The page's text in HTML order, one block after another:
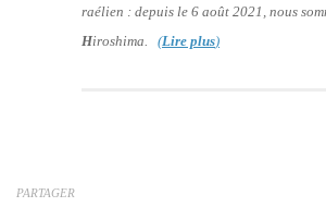
raélien : depuis le 6 août 2021, nous
Hiroshima. (Lire plus)
PARTAGER